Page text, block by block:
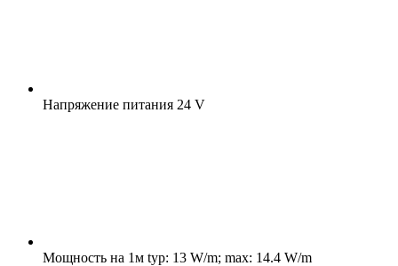
Напряжение питания 24 V
Мощность на 1м typ: 13 W/m; max: 14.4 W/m